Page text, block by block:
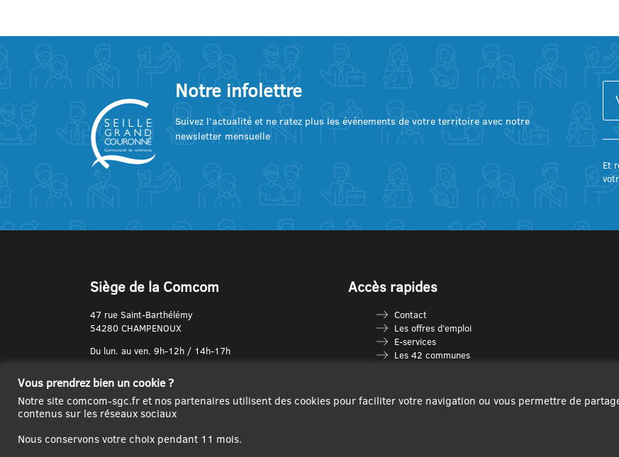
Notre infolettre
Suivez l’actualité et ne ratez plus les événements de votre territoire avec notre
newsletter mensuelle
Et
Siège de la Comcom
47 rue Saint-Barthélémy
54280 CHAMPENOUX
Du lun. au ven. 9h-12h / 14h-17h
03 83 31 74 37
Accès rapides
Contact
Les offres d’emploi
E-services
Les 42 communes
Espace France Services
Les séniors
Vous prendrez bien un cookie ?
Notre site comcom-sgc.fr et nos partenaires utilisent des cookies pour faciliter votre navigation ou vous permettre de
contenus sur les réseaux sociaux
Nous conservons votre choix pendant 11 mois.